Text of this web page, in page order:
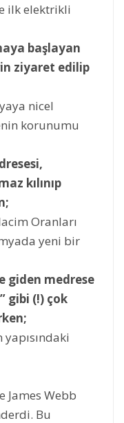
ilk elektrikli
başlayan
ziyaret edilip
nicel
korunumu
kılınıp
Oranları
yeni bir
giden medrese
gibi (!) çok
yapısındaki
James Webb
Bu